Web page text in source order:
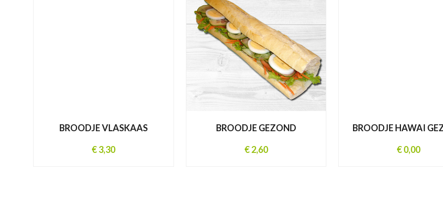
BROODJE VLASKAAS
€ 3,30
BROODJE GEZOND
€ 2,60
BROODJE HAWAI
€ 0,00